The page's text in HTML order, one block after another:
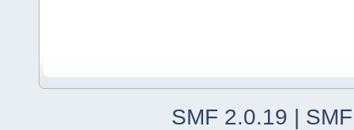
SMF 2.0.19 |